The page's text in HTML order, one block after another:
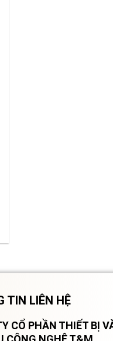
TIN LIÊN HỆ
CỔ PHẦN THIẾT BỊ